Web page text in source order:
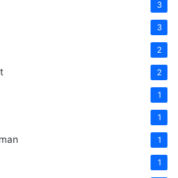
3
3
2
2
1
1
1
1